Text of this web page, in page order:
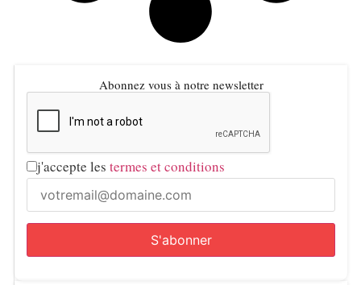
Abonnez vous à notre newsletter
j'accepte les termes et conditions